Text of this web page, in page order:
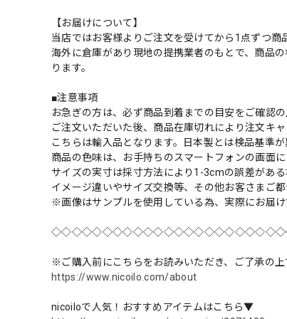
【お届けについて】
当店ではお客様よりご注文を受けてから1点ずつ商
海外に倉庫があり現地の提携業者のもとで、商品
ります。
■注意事項
お急ぎの方は、必ず商品到着までの目安をご確認
ご注文いただいた後、商品在庫切れにより注文キ
こちらは輸入品となります。日本製とは検品基準
商品の色味は、お手持ちのスマートフォンの画面
サイズの実寸は採寸方法により1-3cmの誤差がある
イメージ違いやサイズ交換等、その他お客さまご
※画像はサンプルを使用している為、実際にお届
※ご購入前にこちらをお読みいただき、ご了承の上
https://www.nicoilo.com/about
nicoiloで人気！おすすめアイテムはこちら▼